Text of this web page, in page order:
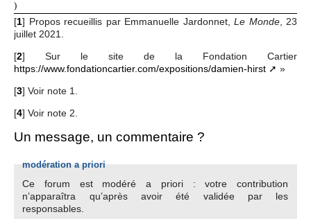
)
[1] Propos recueillis par Emmanuelle Jardonnet, Le Monde, 23
juillet 2021.
[2] Sur le site de la Fondation Cartier
https://www.fondationcartier.com/expositions/damien-hirst
»
[3] Voir note 1.
[4] Voir note 2.
Un message, un commentaire ?
modération a priori
Ce forum est modéré a priori : votre contribution
n’apparaîtra qu’après avoir été validée par les
responsables.